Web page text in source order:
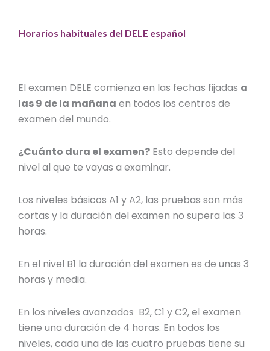
Horarios habituales del DELE español
El examen DELE comienza en las fechas fijadas a
las 9 de la mañana en todos los centros de
examen del mundo.
¿Cuánto dura el examen? Esto depende del
nivel al que te vayas a examinar.
Los niveles básicos A1 y A2, las pruebas son más
cortas y la duración del examen no supera las 3
horas.
En el nivel B1 la duración del examen es de unas 3
horas y media.
En los niveles avanzados B2, C1 y C2, el examen
tiene una duración de 4 horas. En todos los
niveles, cada una de las cuatro pruebas tiene su